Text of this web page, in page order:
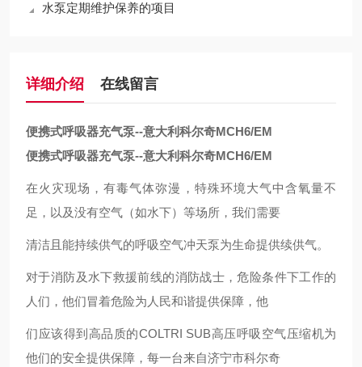
水泵定期维护保养的项目
详细介绍 在线留言
便携式呼吸器充气泵--意大利科尔奇MCH6/EM
便携式呼吸器充气泵--意大利科尔奇MCH6/EM
在火灾现场，有毒气体弥漫，特殊环境大气中含氧量不
足，以及没有空气（如水下）等场所，我们需要
清洁且能持续供气的呼吸空气冲天泵为生命提供续供气。
对于消防及水下救援前线的消防战士，危险条件下工作的
人们，他们冒着危险为人民和谐提供保障，他
们应该得到高品质的COLTRI SUB高压呼吸空气压缩机为
他们的安全提供保障，每一台来自济宁市科尔奇